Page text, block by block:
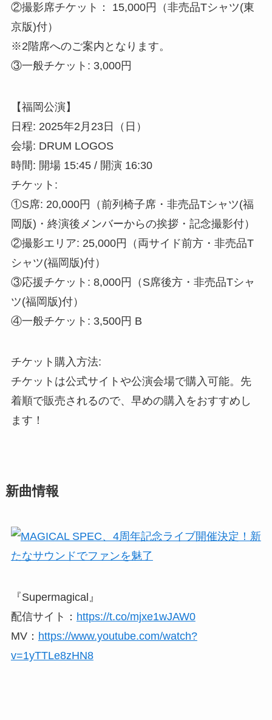
②撮影席チケット： 15,000円（非売品Tシャツ(東
京版)付）
※2階席へのご案内となります。
③一般チケット: 3,000円
【福岡公演】
日程: 2025年2月23日（日）
会場: DRUM LOGOS
時間: 開場 15:45 / 開演 16:30
チケット:
①S席: 20,000円（前列椅子席・非売品Tシャツ(福
岡版)・終演後メンバーからの挨拶・記念撮影付）
②撮影エリア: 25,000円（両サイド前方・非売品T
シャツ(福岡版)付）
③応援チケット: 8,000円（S席後方・非売品Tシャ
ツ(福岡版)付）
④一般チケット: 3,500円 B
チケット購入方法:
チケットは公式サイトや公演会場で購入可能。先
着順で販売されるので、早めの購入をおすすめし
ます！
新曲情報
『Supermagical』
配信サイト： https://t.co/mjxe1wJAW0
MV： https://www.youtube.com/watch?
v=1yTTLe8zHN8